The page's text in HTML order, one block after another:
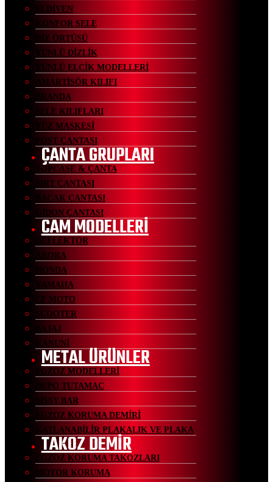
ELDİVEN
KONFOR SELE
DİZ ÖRTÜSÜ
YÜNLÜ DİZLİK
YÜNLÜ ELCİK MODELLERİ
AMARTİSÖR KILIFI
BRANDA
SELE KILIFLARI
YÜZ MASKESİ
POST ÇANTASI
ÇANTA GRUPLARI
TOPCASE & ÇANTA
SIRT ÇANTASI
BACAK ÇANTASI
GİDON ÇANTASI
CAM MODELLERİ
DEFLEKTÖR
ARORA
HONDA
YAMAHA
CF MOTO
SCOOTER
BAJAJ
KANUNİ
METAL ÜRÜNLER
EGZOZ MODELLERİ
DEPO TUTAMAC
SİSSY BAR
EGZOZ KORUMA DEMİRİ
KATLANABİLİR PLAKALIK VE PLAKA
TAKOZ DEMİR
EGZOZ KORUMA TAKOZLARI
MOTOR KORUMA